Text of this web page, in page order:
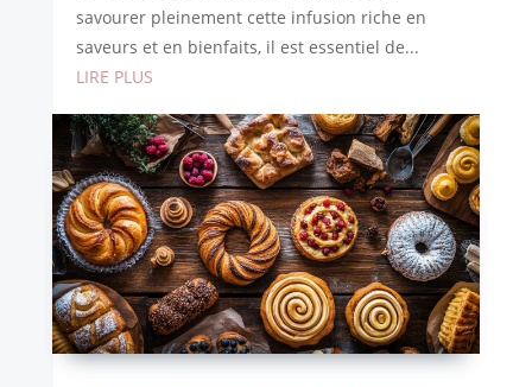
savourer pleinement cette infusion riche en
saveurs et en bienfaits, il est essentiel de...
LIRE PLUS